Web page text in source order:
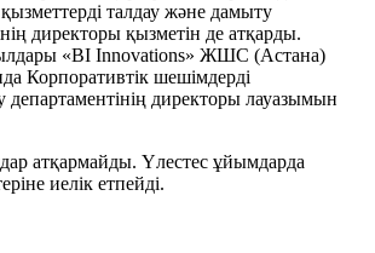
талдау және дамыту
директоры қызметін де атқарды.
«BI Innovations» ЖШС (Астана)
Корпоративтік шешімдерді
директоры лауазымын
атқармайды. Үлестес ұйымдарда
иелік етпейді.